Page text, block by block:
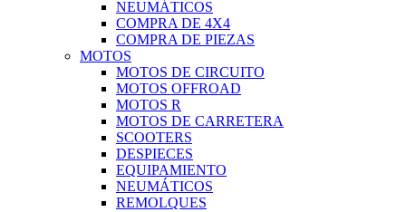
NEUMÁTICOS
COMPRA DE 4X4
COMPRA DE PIEZAS
MOTOS
MOTOS DE CIRCUITO
MOTOS OFFROAD
MOTOS R
MOTOS DE CARRETERA
SCOOTERS
DESPIECES
EQUIPAMIENTO
NEUMÁTICOS
REMOLQUES